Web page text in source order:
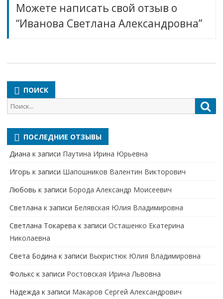
Можете написать свой отзыв о
“Иванова Светлана Александровна”
ПОИСК
Поиск
для:
ПОСЛЕДНИЕ ОТЗЫВЫ
Диана к записи Паутина Ирина Юрьевна
Игорь к записи Шапошников Валентин Викторович
Любовь к записи Борода Александр Моисеевич
Светлана к записи Белявская Юлия Владимировна
Cветлана Токарева к записи Осташенко Екатерина
Николаевна
Света Бодина к записи Выхристюк Юлия Владимировна
Фолькс к записи Ростовская Ирина Львовна
Надежда к записи Макаров Сергей Александрович